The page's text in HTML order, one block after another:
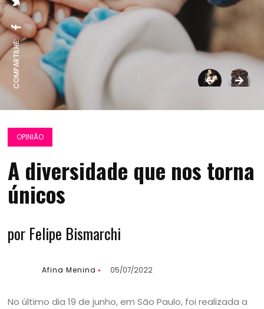
COMPARTILHE:
OPINIÃO
A diversidade que nos torna
únicos
por Felipe Bismarchi
Afina Menina 05/07/2022
No último dia 19 de junho, em São Paulo, foi realizada a